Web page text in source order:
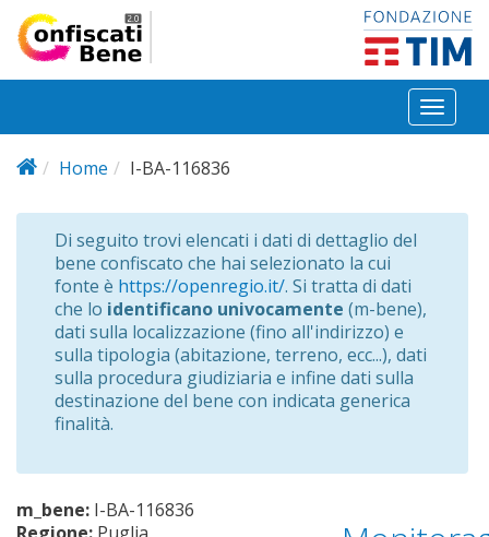
Salta al contenuto principale
Toggle
Home
I-BA-116836
Di seguito trovi elencati i dati di dettaglio del
bene confiscato che hai selezionato la cui
fonte è https://openregio.it/. Si tratta di dati
che lo identificano univocamente (m-bene),
dati sulla localizzazione (fino all'indirizzo) e
sulla tipologia (abitazione, terreno, ecc...), dati
sulla procedura giudiziaria e infine dati sulla
destinazione del bene con indicata generica
finalità.
m_bene: I-BA-116836